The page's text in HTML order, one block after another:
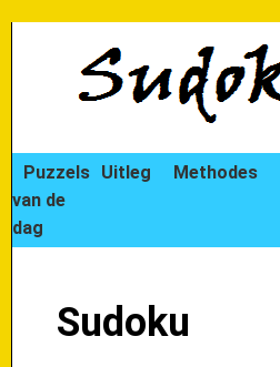
Puzzels
van de
dag
Uitleg Methodes
Sudoku